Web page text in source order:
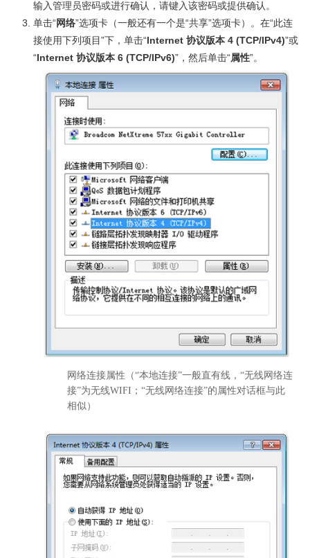
输入管理员密码或进行确认，请键入该密码或提供确认。
单击“网络”选项卡（一般还有一个是“共享”选项卡）。在“此连
接使用下列项目”下，单击“Internet 协议版本 4 (TCP/IPv4)”或
“Internet 协议版本 6 (TCP/IPv6)”，然后单击“属性”。
网络连接属性（“本地连接”一般直有线，“无线网络连
接”为无线WIFI；“无线网络连接”的属性对话框与此
相似）